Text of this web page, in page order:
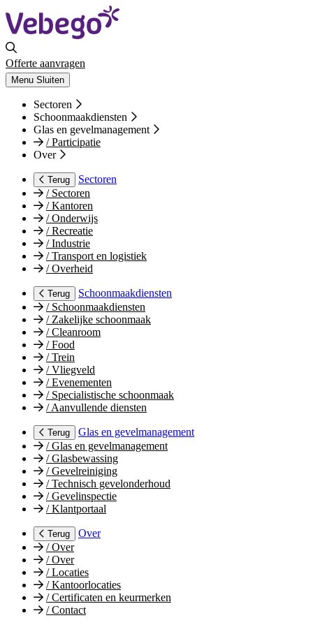
Offerte aanvragen
Menu Sluiten
Sectoren
Schoonmaakdiensten
Glas en gevelmanagement
/Participatie
Over
Terug
Sectoren
/Sectoren
/Kantoren
/Onderwijs
/Recreatie
/Industrie
/Transport en logistiek
/Overheid
Terug
Schoonmaakdiensten
/Schoonmaakdiensten
/Zakelijke schoonmaak
/Cleanroom
/Food
/Trein
/Vliegveld
/Evenementen
/Specialistische schoonmaak
/Aanvullende diensten
Terug
Glas en gevelmanagement
/Glas en gevelmanagement
/Glasbewassing
/Gevelreiniging
/Technisch gevelonderhoud
/Gevelinspectie
/Klantportaal
Terug
Over
/Over
/Over
/Locaties
/Kantoorlocaties
/Certificaten en keurmerken
/Contact